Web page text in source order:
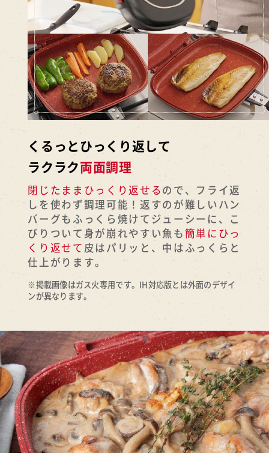
くるっとひっくり返して
ラクラク両面調理
閉じたままひっくり返せるので、フライ返
しを使わず調理可能！返すのが難しいハン
バーグもふっくら焼けてジューシーに、こ
びりついて身が崩れやすい魚も簡単にひっ
くり返せて 皮はパリッと、中はふっくらと
仕上がります。
※掲載画像はガス火専用です。IH対応版とは外面のデザイ
ンが異なります。